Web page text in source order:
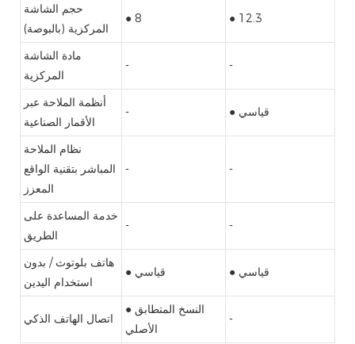
حجم الشاشة
المركزية (بالبوصة)
● 8 ● 12.3
مادة الشاشة
المركزية
- -
أنظمة الملاحة عبر
الأقمار الصناعية
- ● قياسي
نظام الملاحة
المباشر بتقنية الواقع
المعزز
- -
خدمة المساعدة على
الطريق
- -
هاتف بلوتوث / بدون
استخدام اليدين
● قياسي ● قياسي
اتصال الهاتف الذكي
● النسخ المتطابق
الأصلي
-